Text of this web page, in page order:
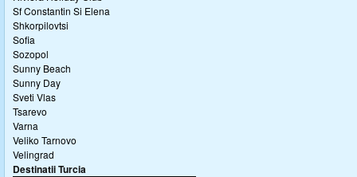
Sf Constantin Si Elena
Shkorpilovtsi
Sofia
Sozopol
Sunny Beach
Sunny Day
Sveti Vlas
Tsarevo
Varna
Veliko Tarnovo
Velingrad
Destinatii Turcia